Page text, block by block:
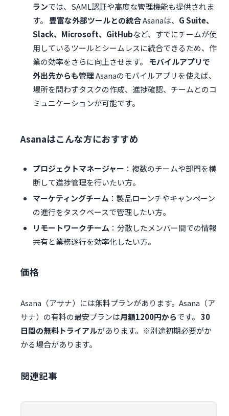
ランでは、SAML認証や高度な管理機能も提供されま
す。 豊富な外部ツールとの統合Asanaは、 G Suite、
Slack、Microsoft、GitHubなど、すでにチームが使
用しているツールとシームレスに統合できるため、作
業の効率をさらに向上させます。 モバイルアプリで
外出先からも管理Asanaのモバイルアプリを使えば、
場所を問わずタスクの作成、進捗確認、チームとのコ
ミュニケーションが可能です。
Asanaはこんな方におすすめ
プロジェクトマネージャー ：複数のチームや部門を横
断して進捗管理を行いたい方。
マーケティングチーム ：製品ローンチやキャンペーン
の進行をタスクベースで管理したい方。
リモートワークチーム ：分散したメンバー間での情報
共有と業務遂行を効率化したい方。
価格
Asana（アサナ）には無料プランがあります。Asana（ア
サナ）の有料の最安プランは月額1200円からです。 30
日間の無料トライアルがあります。※別途初期必要がか
かる場合があります。
関連記事